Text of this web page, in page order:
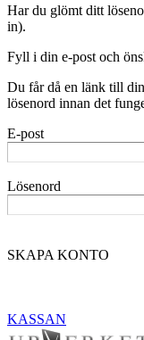
Har du glömt ditt
in).
Fyll i din e-post och
Du får då en länk till
lösenord innan det
E-post
Lösenord
SKAPA KONTO
KASSAN